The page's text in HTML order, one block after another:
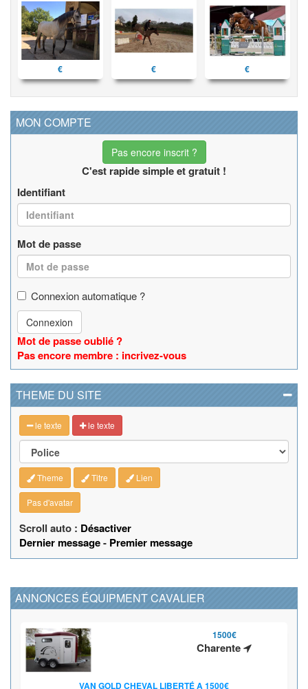
€ € €
MON COMPTE
Pas encore inscrit ?
C'est rapide simple et gratuit !
Identifiant
Mot de passe
Connexion automatique ?
Connexion
Mot de passe oublié ?
Pas encore membre : incrivez-vous
THEME DU SITE
le texte le texte
Theme Titre Lien
Pas d'avatar
Scroll auto : Désactiver
Dernier message- Premier message
ANNONCES ÉQUIPMENT CAVALIER
1500€
Charente
VAN GOLD CHEVAL LIBERTÉ A 1500€